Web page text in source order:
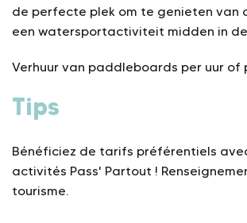
de perfecte plek om te genieten van
een watersportactiviteit midden in
Verhuur van paddleboards per uur of
Tips
Bénéficiez de tarifs préférentiels
activités Pass' Partout !
tourisme.